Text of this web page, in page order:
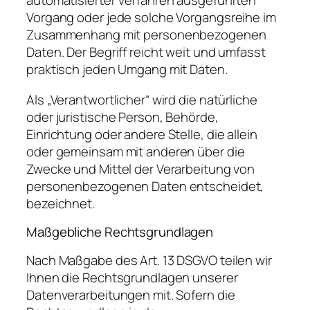
Vorgang oder jede solche Vorgangsreihe im
Zusammenhang mit personenbezogenen
Daten. Der Begriff reicht weit und umfasst
praktisch jeden Umgang mit Daten.
Als „Verantwortlicher“ wird die natürliche
oder juristische Person, Behörde,
Einrichtung oder andere Stelle, die allein
oder gemeinsam mit anderen über die
Zwecke und Mittel der Verarbeitung von
personenbezogenen Daten entscheidet,
bezeichnet.
Maßgebliche Rechtsgrundlagen
Nach Maßgabe des Art. 13 DSGVO teilen wir
Ihnen die Rechtsgrundlagen unserer
Datenverarbeitungen mit. Sofern die